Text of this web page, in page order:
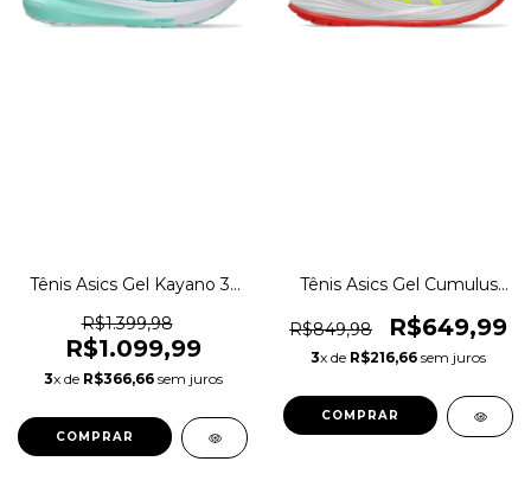
Tênis Asics Gel Kayano 31
1magnus
R$1.399,98
R$1.099,99
3x de R$366,66sem juros
COMPRAR
Tênis Asics Gel Cumulus
1magnus
R$849,98 R$649,99
3x de R$216,66 sem juros
COMPRAR